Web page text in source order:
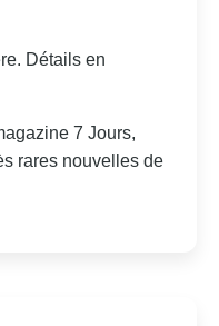
Détails en
7 Jours,
rares nouvelles de